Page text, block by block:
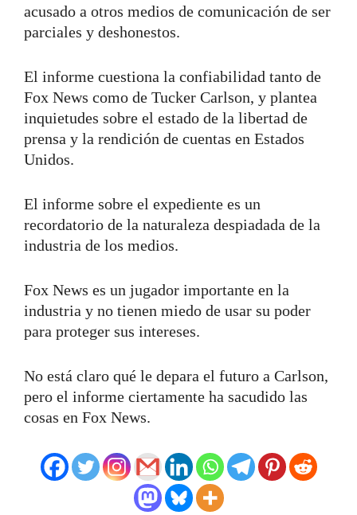
acusado a otros medios de comunicación de ser
parciales y deshonestos.
El informe cuestiona la confiabilidad tanto de
Fox News como de Tucker Carlson, y plantea
inquietudes sobre el estado de la libertad de
prensa y la rendición de cuentas en Estados
Unidos.
El informe sobre el expediente es un
recordatorio de la naturaleza despiadada de la
industria de los medios.
Fox News es un jugador importante en la
industria y no tienen miedo de usar su poder
para proteger sus intereses.
No está claro qué le depara el futuro a Carlson,
pero el informe ciertamente ha sacudido las
cosas en Fox News.